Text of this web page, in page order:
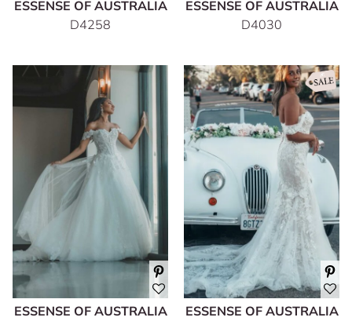
ESSENSE OF AUSTRALIA
D4258
ESSENSE OF AUSTRALIA
D4030
ESSENSE OF AUSTRALIA
ESSENSE OF AUSTRALIA